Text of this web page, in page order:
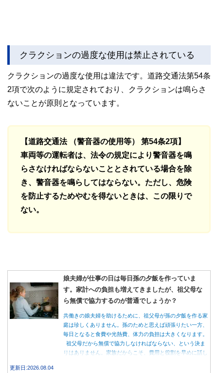
クラクションの過度な使用は禁止されている
クラクションの過度な使用は違法です。道路交通法第54条
2項で次のように規定されており、クラクションは鳴らさ
ないことが原則となっています。
【道路交通法 （警音器の使用等） 第54条2項】
車両等の運転者は、法令の規定により警音器を鳴
らさなければならないこととされている場合を除
き、警音器を鳴らしてはならない。ただし、危険
を防止するためやむを得ないときは、この限りで
ない。
娘夫婦が仕事の日は毎日孫の夕飯を作っていま
す。家計への負担も増えてきましたが、祖父母な
ら無償で協力するのが普通でしょうか？
共働きの娘夫婦を助けるために、祖父母が孫の夕飯を作る家
庭は珍しくありません。孫のためと思えば頑張りたい一方、
毎日となると食費や光熱費、体力の負担は大きくなります。
祖父母だから無償で協力しなければならない、という決ま
りはありません。家族だからこそ、費用と役割を早めに話し
更新日:2026.08.04